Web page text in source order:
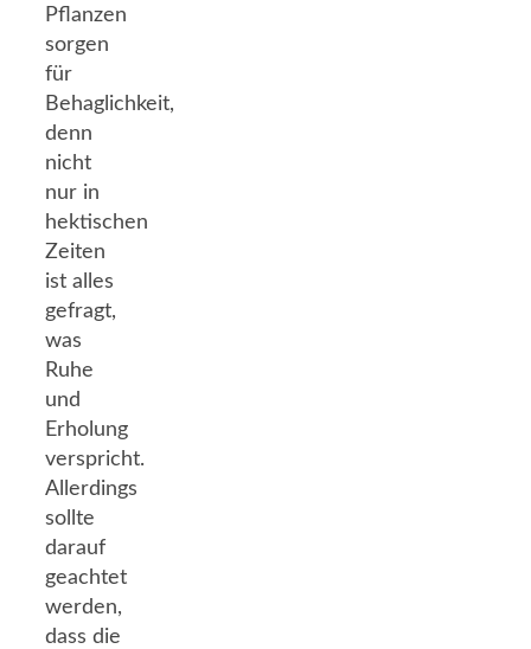
Pflanzen
sorgen
für
Behaglichkeit,
denn
nicht
nur in
hektischen
Zeiten
ist alles
gefragt,
was
Ruhe
und
Erholung
verspricht.
Allerdings
sollte
darauf
geachtet
werden,
dass die